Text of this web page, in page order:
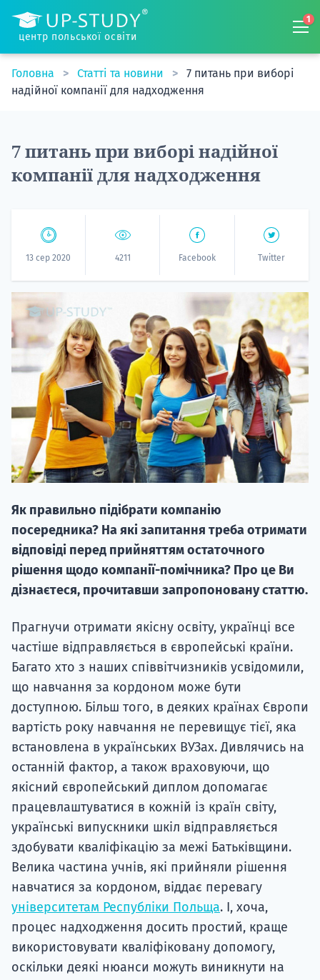
центр польської освіти
1
Головна Статті та новини
7 питань при виборі
надійної компанії для надходження
7 питань при виборі надійної
компанії для надходження
13 сер 2020 4211 Facebook Twitter
Як правильно підібрати компанію
посередника? На які запитання треба отримати
відповіді перед прийняттям остаточного
рішення щодо компанії-помічника? Про це Ви
дізнаєтеся, прочитавши запропоновану статтю.
Прагнучи отримати якісну освіту, українці все
частіше відправляється в європейські країни.
Багато хто з наших співвітчизників усвідомили,
що навчання за кордоном може бути
доступною. Більш того, в деяких країнах Європи
вартість року навчання не перевищує тієї, яка
встановлена ​​в українських ВУЗах. Дивлячись на
останній фактор, а також враховуючи, що
якісний європейський диплом допомагає
працевлаштуватися в кожній із країн світу,
українські випускники шкіл відправляється
здобувати кваліфікацію за межі Батьківщини.
Велика частина учнів, які прийняли рішення
навчатися за кордоном, віддає перевагу
університетам Республіки Польща. І, хоча,
процес надходження досить простий, краще
використовувати кваліфіковану допомогу,
оскільки деякі нюанси можуть виникнути на
НАБІР
вступ на